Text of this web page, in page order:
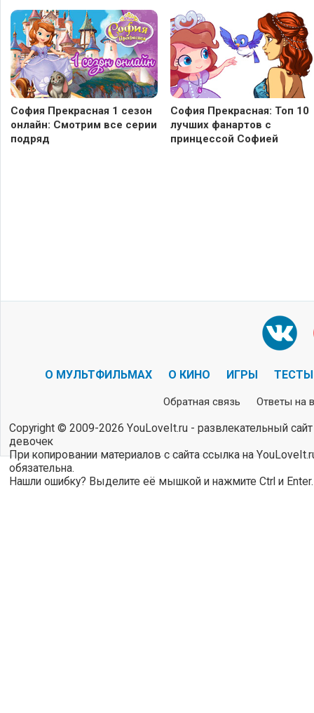
София Прекрасная 1 сезон
онлайн: Смотрим все серии
подряд
София Прекрасная: Топ 10
лучших фанартов с
принцессой Софией
О МУЛЬТФИЛЬМАХ О КИНО ИГРЫ ТЕСТЫ
Обратная связь Ответы на
Copyright © 2009-2026 YouLoveIt.ru - развлекательный
девочек
При копировании материалов с сайта ссылка на
обязательна.
Нашли ошибку? Выделите её мышкой и нажмите Ctrl и Enter.